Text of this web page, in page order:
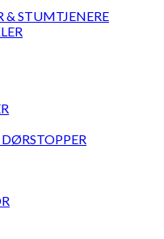
STUMTJENERE